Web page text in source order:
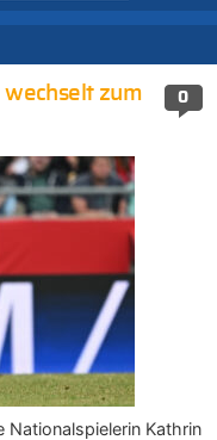
0
wechselt zum
Nationalspielerin Kathrin